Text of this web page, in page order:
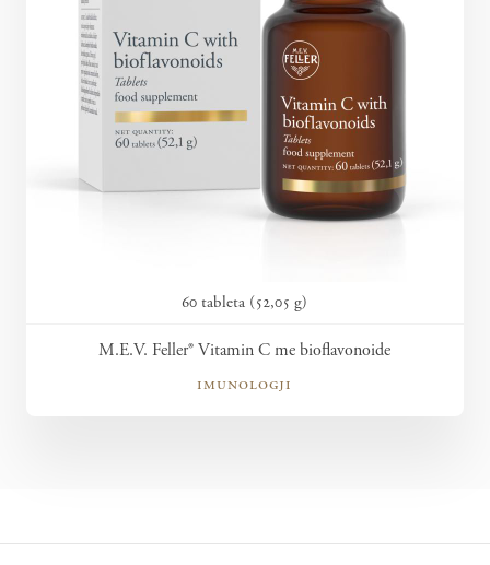
60 tableta (52,05 g)
M.E.V. Feller® Vitamin C me bioflavonoide
imunologji